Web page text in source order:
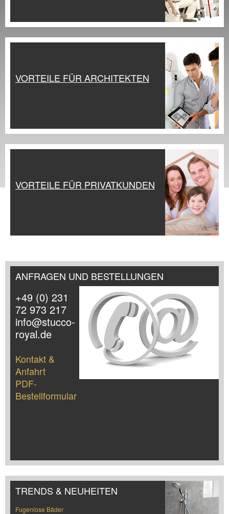
Blog
VORTEILE FÜR ARCHITEKTEN
VORTEILE FÜR PRIVATKUNDEN
ANFRAGEN UND BESTELLUNGEN
+49 (0) 231
72 973 217
info@stucco-
royal.de
Kontakt &
Anfahrt
PDF-
Bestellformular
TRENDS & NEUHEITEN
Fugenlose Bäder